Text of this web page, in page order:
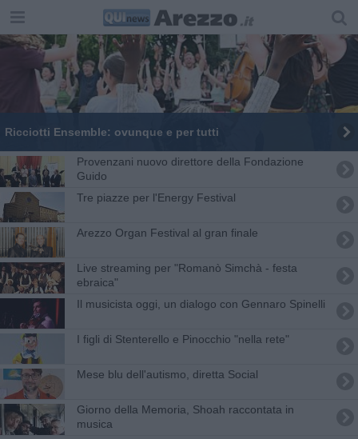
​Ricciotti Ensemble: ovunque e per tutti
Provenzani nuovo direttore della Fondazione
Guido
Tre piazze per l'Energy Festival
Arezzo Organ Festival al gran finale
Live streaming per "Romanò Simchà - festa
ebraica"
Il musicista oggi, un dialogo con Gennaro Spinelli
I figli di Stenterello e Pinocchio "nella rete"
Mese blu dell'autismo, diretta Social
Giorno della Memoria, Shoah raccontata in
musica